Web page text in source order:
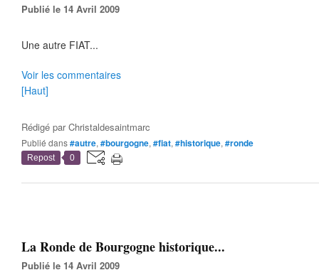
Publié le 14 Avril 2009
Une autre FIAT...
Voir les commentaires
[Haut]
Rédigé parChristaldesaintmarc
Publié dans#autre, #bourgogne, #fiat, #historique, #ronde
Repost 0
La Ronde de Bourgogne historique...
Publié le 14 Avril 2009